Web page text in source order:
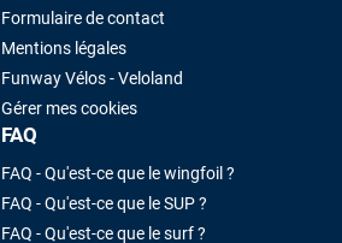
Formulaire de contact
Mentions légales
Funway Vélos - Veloland
Gérer mes cookies
FAQ
FAQ - Qu'est-ce que le wingfoil ?
FAQ - Qu'est-ce que le SUP ?
FAQ - Qu'est-ce que le surf ?